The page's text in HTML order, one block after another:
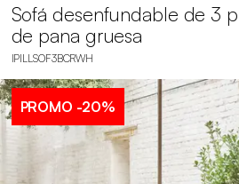
Sofá desenfundable de 3
de pana gruesa
IPILLSOF3BCRWH
PROMO -20%